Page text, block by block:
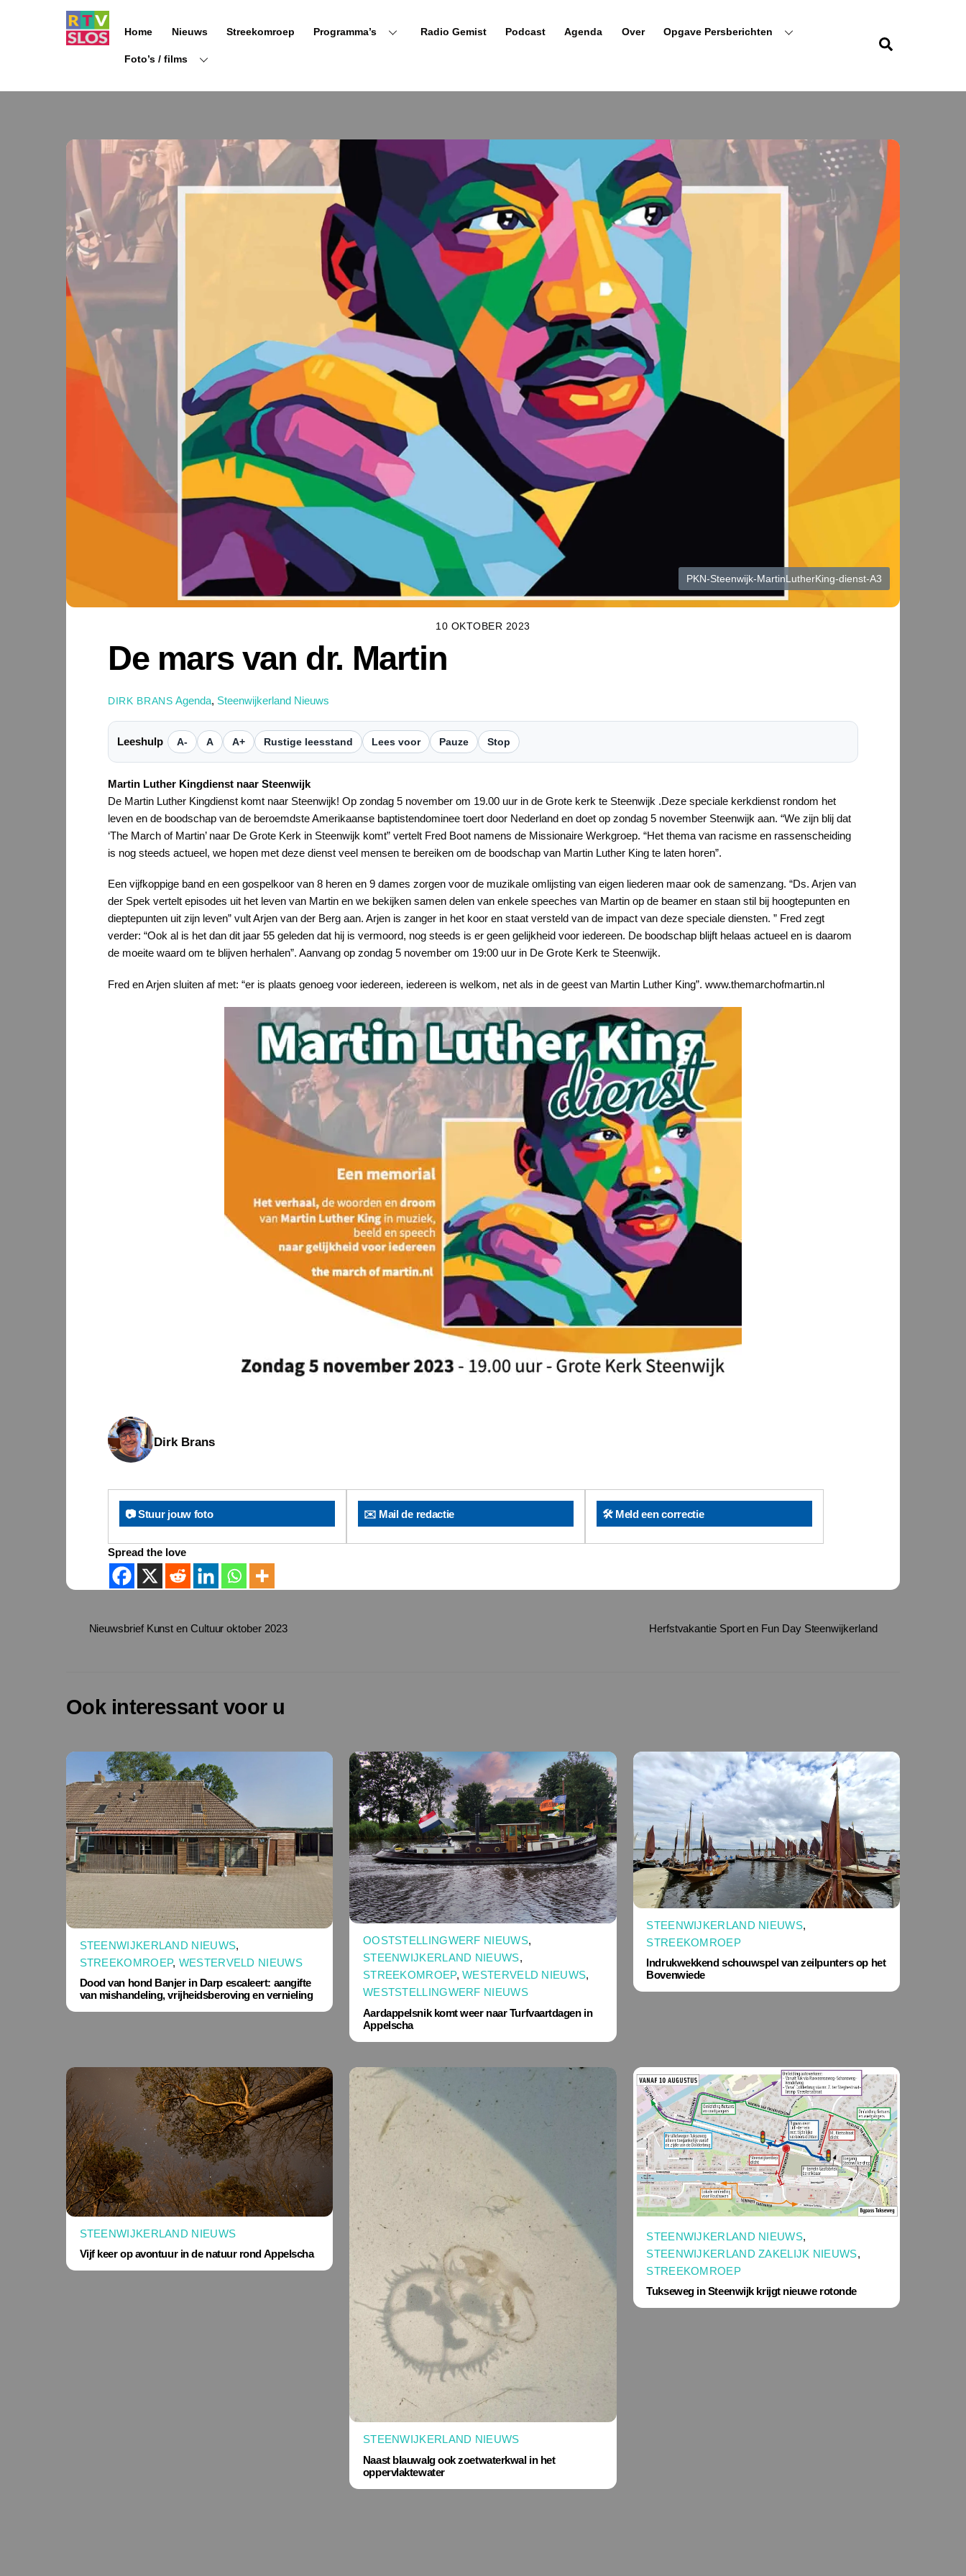
Home Nieuws Streekomroep Programma’s Radio Gemist Podcast Agenda Over Opgave Persberichten
Foto’s / films
PKN-Steenwijk-MartinLutherKing-dienst-A3
10 OKTOBER 2023
De mars van dr. Martin
DIRK BRANS Agenda, Steenwijkerland Nieuws
Leeshulp A- A A+ Rustige leesstand Lees voor Pauze Stop
Martin Luther Kingdienst naar Steenwijk
De Martin Luther Kingdienst komt naar Steenwijk! Op zondag 5 november om 19.00 uur in de Grote kerk te Steenwijk .Deze speciale kerkdienst rondom het
leven en de boodschap van de beroemdste Amerikaanse baptistendominee toert door Nederland en doet op zondag 5 november Steenwijk aan. “We zijn blij dat
‘The March of Martin’ naar De Grote Kerk in Steenwijk komt” vertelt Fred Boot namens de Missionaire Werkgroep. “Het thema van racisme en rassenscheiding
is nog steeds actueel, we hopen met deze dienst veel mensen te bereiken om de boodschap van Martin Luther King te laten horen”.
Een vijfkoppige band en een gospelkoor van 8 heren en 9 dames zorgen voor de muzikale omlijsting van eigen liederen maar ook de samenzang. “Ds. Arjen van
der Spek vertelt episodes uit het leven van Martin en we bekijken samen delen van enkele speeches van Martin op de beamer en staan stil bij hoogtepunten en
dieptepunten uit zijn leven” vult Arjen van der Berg aan. Arjen is zanger in het koor en staat versteld van de impact van deze speciale diensten. ” Fred zegt
verder: “Ook al is het dan dit jaar 55 geleden dat hij is vermoord, nog steeds is er geen gelijkheid voor iedereen. De boodschap blijft helaas actueel en is daarom
de moeite waard om te blijven herhalen”. Aanvang op zondag 5 november om 19:00 uur in De Grote Kerk te Steenwijk.
Fred en Arjen sluiten af met: “er is plaats genoeg voor iedereen, iedereen is welkom, net als in de geest van Martin Luther King”. www.themarchofmartin.nl
Dirk Brans
📷 Stuur jouw foto ✉️ Mail de redactie 🛠️ Meld een correctie
Spread the love
Nieuwsbrief Kunst en Cultuur oktober 2023 Herfstvakantie Sport en Fun Day Steenwijkerland
Ook interessant voor u
STEENWIJKERLAND NIEUWS,
STREEKOMROEP, WESTERVELD NIEUWS
Dood van hond Banjer in Darp escaleert: aangifte
van mishandeling, vrijheidsberoving en vernieling
OOSTSTELLINGWERF NIEUWS,
STEENWIJKERLAND NIEUWS,
STREEKOMROEP,WESTERVELD NIEUWS,
WESTSTELLINGWERF NIEUWS
Aardappelsnik komt weer naar Turfvaartdagen in
Appelscha
STEENWIJKERLAND NIEUWS,
STREEKOMROEP
Indrukwekkend schouwspel van zeilpunters op het
Bovenwiede
STEENWIJKERLAND NIEUWS
Vijf keer op avontuur in de natuur rond Appelscha
STEENWIJKERLAND NIEUWS
Naast blauwalg ook zoetwaterkwal in het
oppervlaktewater
STEENWIJKERLAND NIEUWS,
STEENWIJKERLAND ZAKELIJK NIEUWS,
STREEKOMROEP
Tukseweg in Steenwijk krijgt nieuwe rotonde